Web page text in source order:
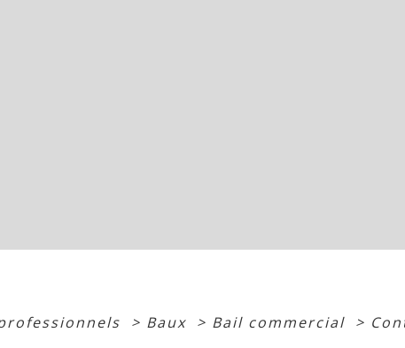
> Baux > Bail commercial >